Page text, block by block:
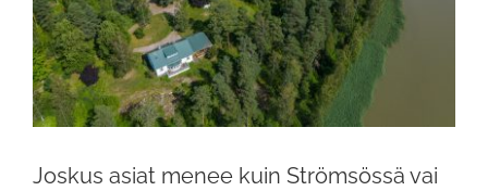
Joskus asiat menee kuin Strömsössä vai